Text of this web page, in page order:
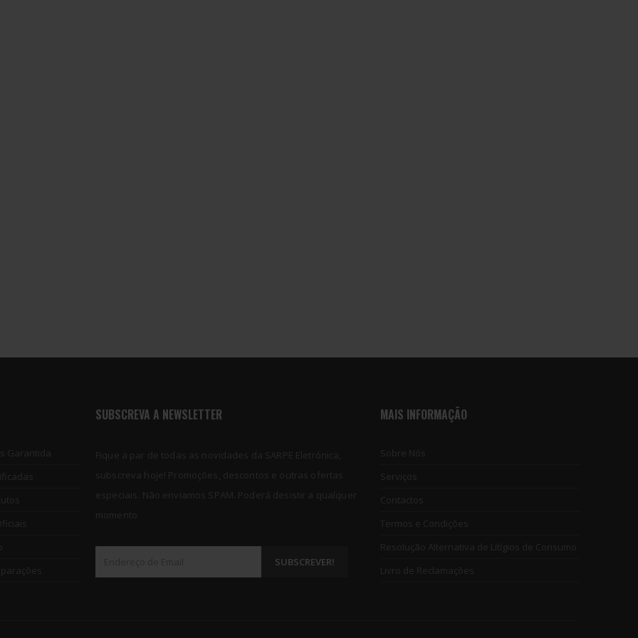
Garantida
SUBSCREVA A NEWSLETTER
Fique a par de todas as novidades da SARPE Eletrónica,
subscreva hoje! Promoções, descontos e outras ofertas
especiais. Não enviamos SPAM. Poderá desistir a qualquer
momento.
MAIS INFORMAÇÃO
Sobre Nós
Serviços
Contactos
Termos e Condições
Resolução Alternativa de Litígios de Consumo
Livro de Reclamações